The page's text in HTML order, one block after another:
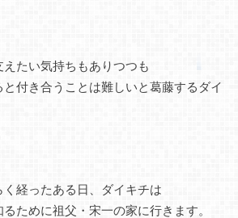
たい気持ちもありつつも
付き合うことは難しいと葛藤するダイ
経ったある日、ダイキチは
ために祖父・宋一の家に行きます。